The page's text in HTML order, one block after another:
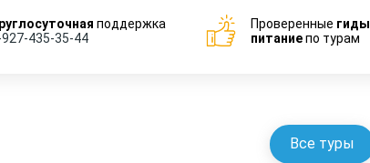
поддержка
435-35-44
Проверенные гиды
питаниепо турам
Все туры